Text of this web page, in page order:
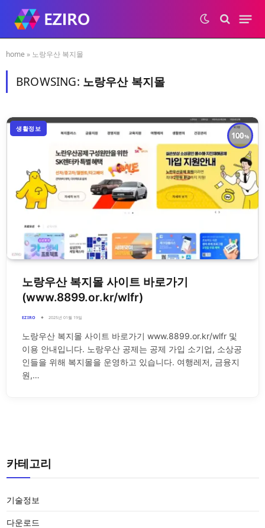
home » 노랑우산 복지몰
BROWSING: 노랑우산 복지몰
100
생활정보
노랑우산 복지몰 사이트 바로가기
(www.8899.or.kr/wlfr)
EZIRO 2025년 01월 19일
노랑우산 복지몰 사이트 바로가기 www.8899.or.kr/wlfr 및
이용 안내입니다. 노랑우산 공제는 공제 가입 소기업, 소상공
인들을 위해 복지몰을 운영하고 있습니다. 여행레저, 금융지
원,…
카테고리
기술정보
다운로드